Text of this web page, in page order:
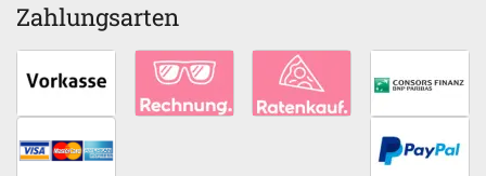
Zahlungsarten